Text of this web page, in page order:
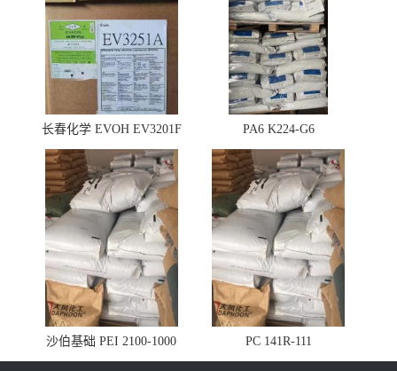
长春化学 EVOH EV3201F PA6 K224-G6
沙伯基础 PEI 2100-1000 PC 141R-111